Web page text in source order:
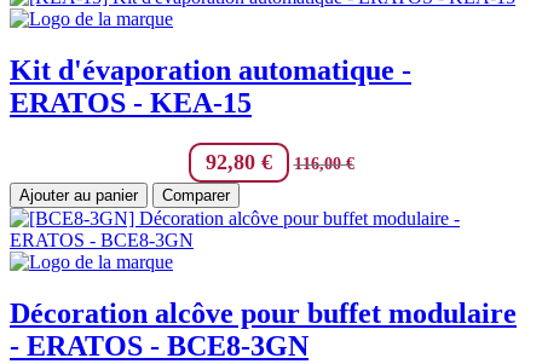
Kit d'évaporation automatique -
ERATOS - KEA-15
92,80€ 116,00€
Ajouter au panier
Comparer
Décoration alcôve pour buffet modulaire
- ERATOS - BCE8-3GN